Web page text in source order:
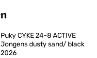
Puky CYKE 24-8 ACTIVE
Jongens dusty sand/ black
2026